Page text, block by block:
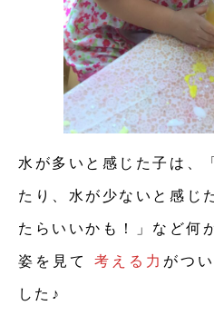
水が多いと感じた子は、
たり、水が少ないと感じ
たらいいかも！」など何
姿を見て 考える力 がつ
した♪